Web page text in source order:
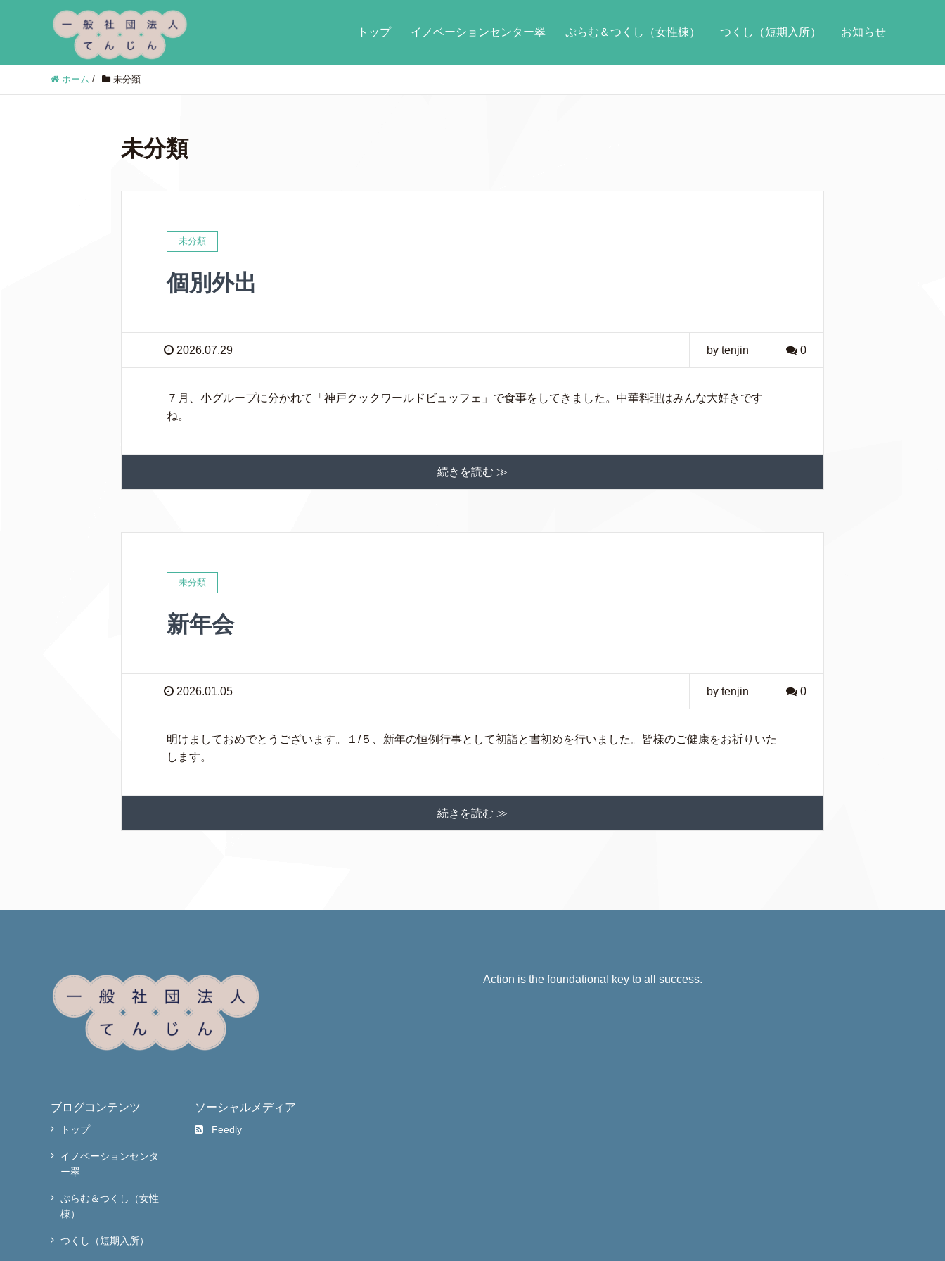
トップ イノベーションセンター翠 ぷらむ＆つくし（女性棟） つくし（短期入所） お知らせ
ホーム / 未分類
未分類
未分類
個別外出
2026.07.29 by tenjin 0
７月、小グループに分かれて「神戸クックワールドビュッフェ」で食事をしてきました。中華料理はみんな大好きです
ね。
続きを読む ≫
未分類
新年会
2026.01.05 by tenjin 0
明けましておめでとうございます。１/５、新年の恒例行事として初詣と書初めを行いました。皆様のご健康をお祈りいた
します。
続きを読む ≫
Action is the foundational key to all success.
ブログコンテンツ
トップ
イノベーションセンタ
ー翠
ぷらむ＆つくし（女性
棟）
つくし（短期入所）
ソーシャルメディア
Feedly